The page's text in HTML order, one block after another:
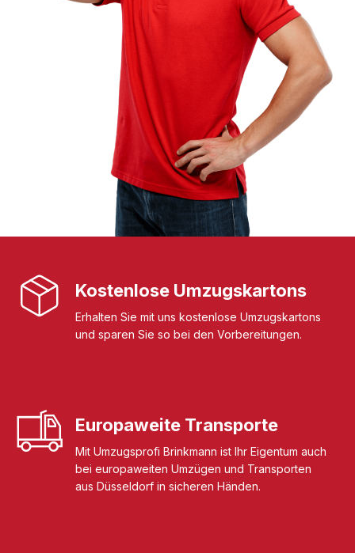
Kostenlose Umzugskartons
Erhalten Sie mit uns kostenlose Umzugskartons
und sparen Sie so bei den Vorbereitungen.
Europaweite Transporte
Mit Umzugsprofi Brinkmann ist Ihr Eigentum auch
bei europaweiten Umzügen und Transporten
aus Düsseldorf in sicheren Händen.